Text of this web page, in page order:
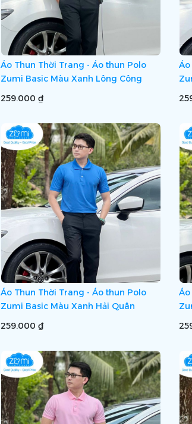
Áo Thun Thời Trang - Áo thun Polo
Zumi Basic Màu Xanh Lông Công
259.000 ₫
Áo Thun Thời Trang - Áo thun Polo
Zumi Basic Màu Xanh Hải Quân
259.000 ₫